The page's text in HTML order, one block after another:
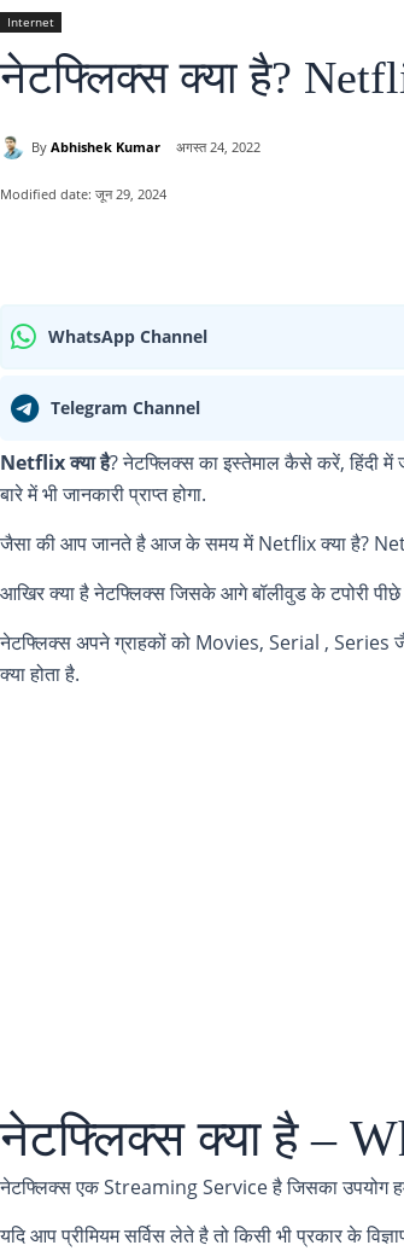
Internet
नेटफ्लिक्स क्या है?
By Abhishek Kumar अगस्त 24, 2022
Modified date: जून 29, 2024
WhatsApp Channel
Telegram Channel
Netflix क्या है? नेटफ्लिक्स का इस्तेमाल कैसे करें, हिंदी में
बारे में भी जानकारी प्राप्त होगा.
जैसा की आप जानते है आज के समय में Netflix क्या है?
आखिर क्या है नेटफ्लिक्स जिसके आगे बॉलीवुड के टपोरी
नेटफ्लिक्स अपने ग्राहकों को Movies, Serial , Series
क्या होता है.
नेटफ्लिक्स क्या है –
नेटफ्लिक्स एक Streaming Service है जिसका उपयोग
यदि आप प्रीमियम सर्विस लेते है तो किसी भी प्रकार के